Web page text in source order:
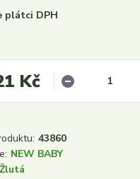
plátci DPH
Kč
43860
NEW BABY
Žlutá